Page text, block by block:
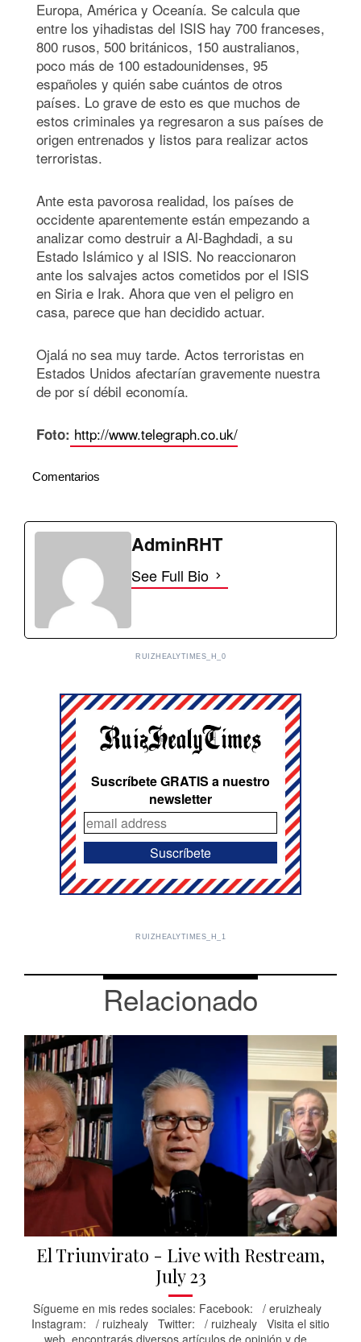
Europa, América y Oceanía. Se calcula que
entre los yihadistas del ISIS hay 700 franceses,
800 rusos, 500 británicos, 150 australianos,
poco más de 100 estadounidenses, 95
españoles y quién sabe cuántos de otros
países. Lo grave de esto es que muchos de
estos criminales ya regresaron a sus países de
origen entrenados y listos para realizar actos
terroristas.
Ante esta pavorosa realidad, los países de
occidente aparentemente están empezando a
analizar como destruir a Al-Baghdadi, a su
Estado Islámico y al ISIS. No reaccionaron
ante los salvajes actos cometidos por el ISIS
en Siria e Irak. Ahora que ven el peligro en
casa, parece que han decidido actuar.
Ojalá no sea muy tarde. Actos terroristas en
Estados Unidos afectarían gravemente nuestra
de por sí débil economía.
Foto: http://www.telegraph.co.uk/
Comentarios
AdminRHT
See Full Bio
RUIZHEALYTIMES_H_0
Suscríbete GRATIS a nuestro
newsletter
RUIZHEALYTIMES_H_1
Relacionado
El Triunvirato - Live with Restream,
July 23
Sígueme en mis redes sociales: Facebook: / eruizhealy
Instagram: / ruizhealy Twitter: / ruizhealy Visita el sitio
web, encontrarás diversos artículos de opinión y de...